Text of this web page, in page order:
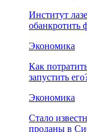
Институт
Экономика
Как
запустить
Экономика
Стало
проданы в